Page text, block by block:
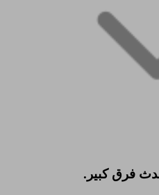
فرق كبير.​